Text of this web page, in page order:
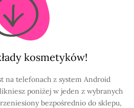
kosmetyków!
na telefonach z system Android
poniżej w jeden z wybranych
bezpośrednio do sklepu,